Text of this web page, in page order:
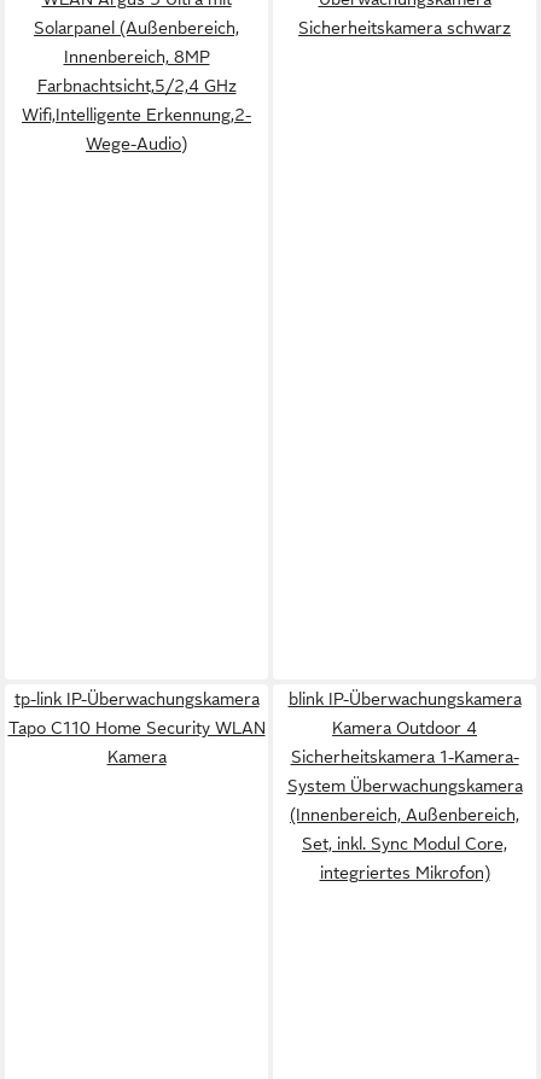
Solarpanel (Außenbereich,
Innenbereich, 8MP
Farbnachtsicht,5/2,4 GHz
Wifi,Intelligente Erkennung,2-
Wege-Audio)
Sicherheitskamera schwarz
tp-link IP-Überwachungskamera
Tapo C110 Home Security WLAN
Kamera
blink IP-Überwachungskamera
Kamera Outdoor 4
Sicherheitskamera 1-Kamera-
System Überwachungskamera
(Innenbereich, Außenbereich,
Set, inkl. Sync Modul Core,
integriertes Mikrofon)